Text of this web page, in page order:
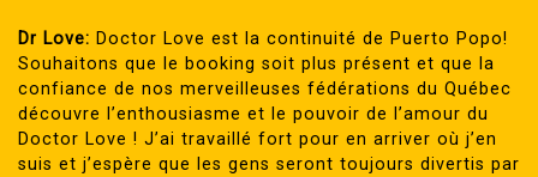
Dr Love: Doctor Love est la continuité de Puerto Popo!
Souhaitons que le booking soit plus présent et que la
confiance de nos merveilleuses fédérations du Québec
découvre l’enthousiasme et le pouvoir de l’amour du
Doctor Love ! J’ai travaillé fort pour en arriver où j’en
suis et j’espère que les gens seront toujours divertis par